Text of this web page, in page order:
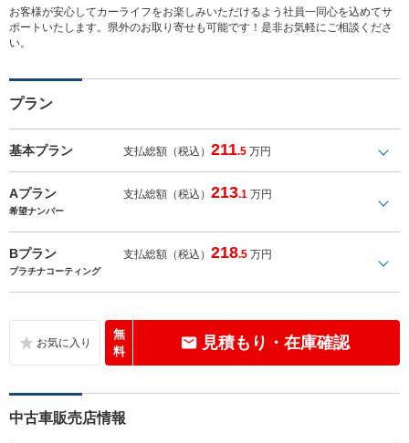
お客様が安心してカーライフをお楽しみいただけるよう社員一同心を込めてサ
ポートいたします。県外のお取り寄せも可能です！是非お気軽にご相談くださ
い。
プラン
基本プラン 支払総額（税込）211.5 万円
Aプラン 支払総額（税込）213.1 万円
希望ナンバー
Bプラン 支払総額（税込）218.5 万円
プラチナコーティング
無
料
見積もり・在庫確認
中古車販売店情報